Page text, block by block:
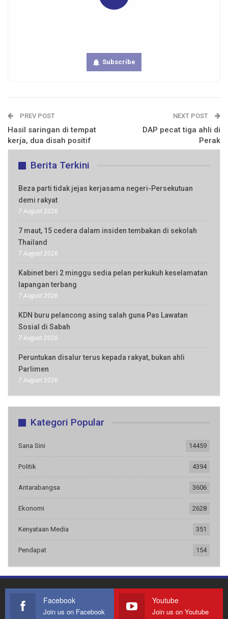
Subscribe
PREV POST
Hasil saringan di tempat
kerja, dua disah positif
NEXT POST
DAP pecat tiga ahli di
Perak
Berita Terkini
Beza parti tidak jejas kerjasama negeri-Persekutuan
demi rakyat
7 August 2026
7 maut, 15 cedera dalam insiden tembakan di sekolah
Thailand
7 August 2026
Kabinet beri 2 minggu sedia pelan perkukuh keselamatan
lapangan terbang
7 August 2026
KDN buru pelancong asing salah guna Pas Lawatan
Sosial di Sabah
7 August 2026
Peruntukan disalur terus kepada rakyat, bukan ahli
Parlimen
7 August 2026
Kategori Popular
Sana Sini 14459
Politik 4394
Antarabangsa 3606
Ekonomi 2628
Kenyataan Media 351
Pendapat 154
Facebook
Join us on Facebook
Youtube
Join us on Youtube